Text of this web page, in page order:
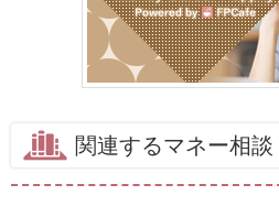
関連するマネー相談